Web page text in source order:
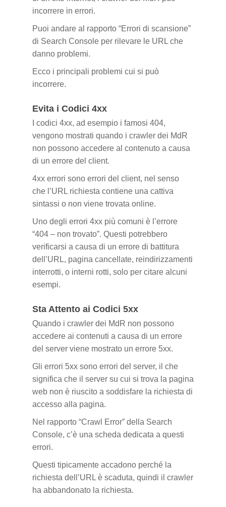
incorrere in errori.
Puoi andare al rapporto “Errori di scansione”
di Search Console per rilevare le URL che
danno problemi.
Ecco i principali problemi cui si può
incorrere.
Evita i Codici 4xx
I codici 4xx, ad esempio i famosi 404,
vengono mostrati quando i crawler dei MdR
non possono accedere al contenuto a causa
di un errore del client.
4xx errori sono errori del client, nel senso
che l’URL richiesta contiene una cattiva
sintassi o non viene trovata online.
Uno degli errori 4xx più comuni è l’errore
“404 – non trovato”. Questi potrebbero
verificarsi a causa di un errore di battitura
dell’URL, pagina cancellate, reindirizzamenti
interrotti, o interni rotti, solo per citare alcuni
esempi.
Sta Attento ai Codici 5xx
Quando i crawler dei MdR non possono
accedere ai contenuti a causa di un errore
del server viene mostrato un errore 5xx.
Gli errori 5xx sono errori del server, il che
significa che il server su cui si trova la pagina
web non è riuscito a soddisfare la richiesta di
accesso alla pagina.
Nel rapporto “Crawl Error” della Search
Console, c’è una scheda dedicata a questi
errori.
Questi tipicamente accadono perché la
richiesta dell’URL è scaduta, quindi il crawler
ha abbandonato la richiesta.